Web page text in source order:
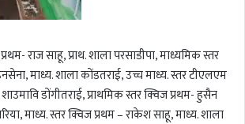
राज साहू, प्राथ. शाला परसाडीपा, माध्यमिक स्तर
माध्य. शाला कोंडतराई, उच्च माध्य. स्तर टीएलएम
डोंगीतराई, प्राथमिक स्तर क्विज प्रथम- हुसैन
माध्य. स्तर क्विज प्रथम – राकेश साहू, माध्य. शाला